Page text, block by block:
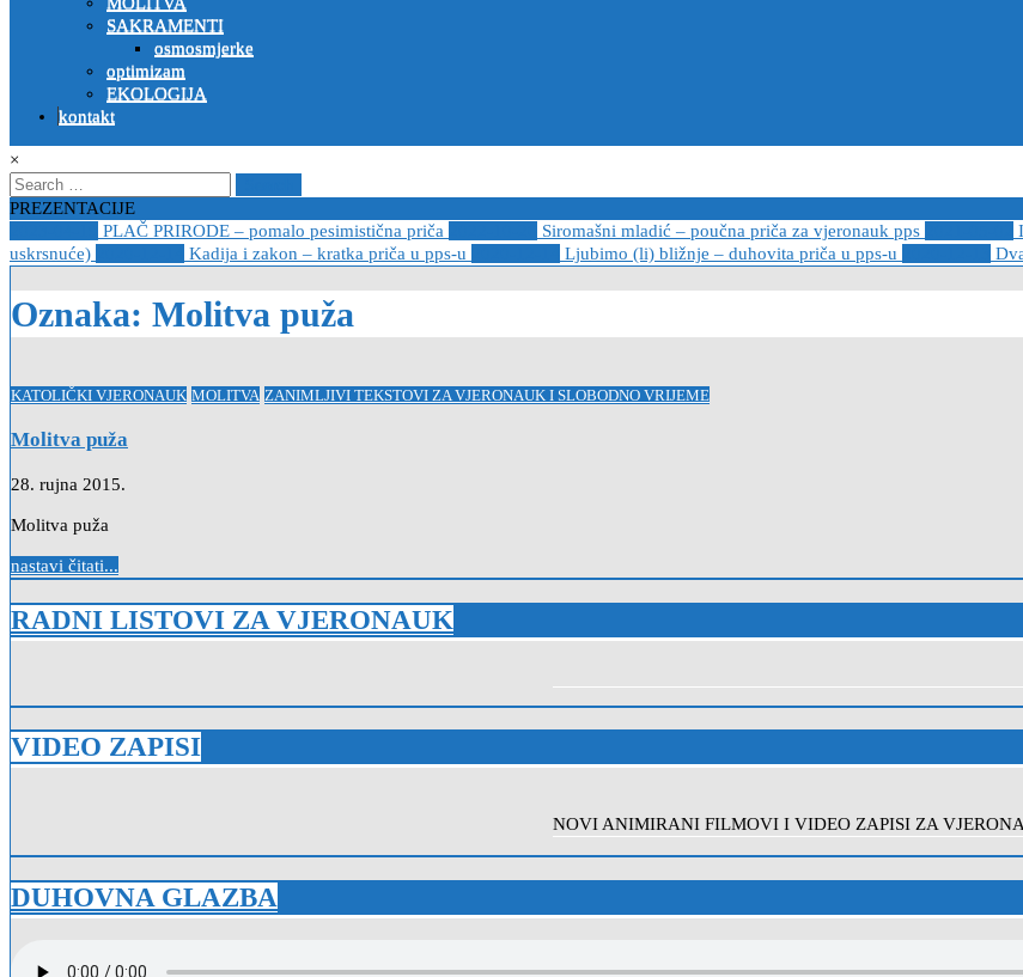
SAKRAMENTI
osmosmjerke
optimizam
EKOLOGIJA
kontakt
×
Search
for:
PREZENTACIJE
PLAČ PRIRODE – pomalo pesimistična priča Siromašni mladić – poučna priča za vjeronauk pps
uskrsnuće)
Kadija i zakon – kratka priča u pps-u Ljubimo (li) bližnje – duhovita priča u pps-u
Oznaka: Molitva puža
Posted
KATOLIČKI VJERONAUK MOLITVA ZANIMLJIVI TEKSTOVI ZA VJERONAUK I SLOBODNO VRIJEME
Molitva puža
28. rujna 2015.
Molitva puža
nastavi čitati...
RADNI LISTOVI ZA VJERONAUK
VIDEO ZAPISI
NOVI ANIMIRANI FILMOVI I VIDEO ZAPISI ZA
DUHOVNA GLAZBA